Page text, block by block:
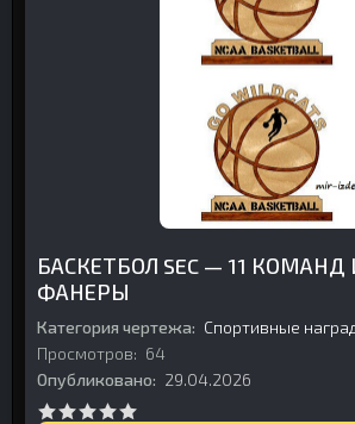
БАСКЕТБОЛ SEC — 11 КОМАНД
ФАНЕРЫ
Категория чертежа: Спортивные
Просмотров: 64
Опубликовано: 29.04.2026